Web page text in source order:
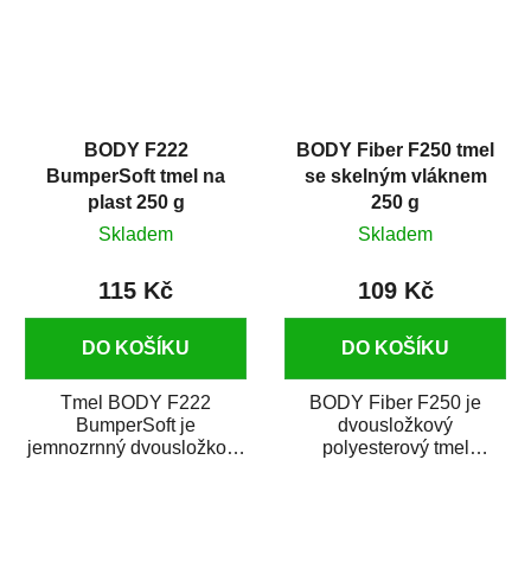
BODY F222
BumperSoft tmel na
plast 250 g
Skladem
115 Kč
DO KOŠÍKU
Tmel BODY F222
BumperSoft je
jemnozrnný dvousložkový
BODY Fiber F250 tmel
se skelným vláknem
250 g
Skladem
109 Kč
DO KOŠÍKU
BODY Fiber F250 je
dvousložkový
polyesterový tmel